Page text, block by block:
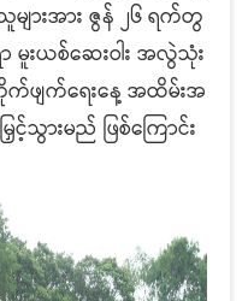
များအား ဇွန် ၂၆ ရက်တွ
မူးယစ်ဆေးဝါး အလွဲသုံး
က်ဖျက်ရေးနေ့ အထိမ်းအ
င့်သွားမည် ဖြစ်ကြောင်း